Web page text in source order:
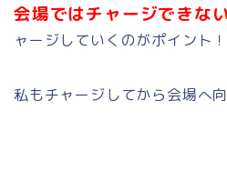
会場ではチャージできない
ャージしていくのがポイント！
私もチャージしてから会場へ